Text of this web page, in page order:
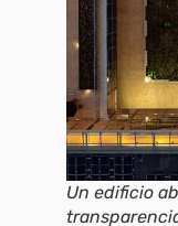
Un edificio